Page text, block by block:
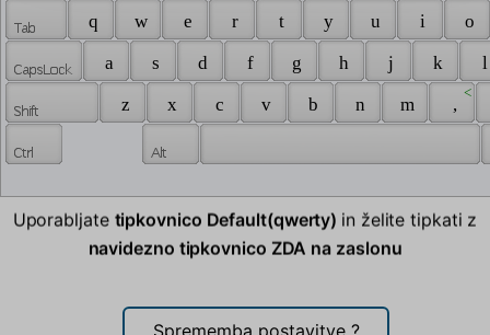
q w e r t y u i
o
a
s d f g h j k
z
x c v b n m ,
<
Uporabljate tipkovnico Default(qwerty) in želite tipkati z
navidezno tipkovnico ZDA na zaslonu
Sprememba postavitve?